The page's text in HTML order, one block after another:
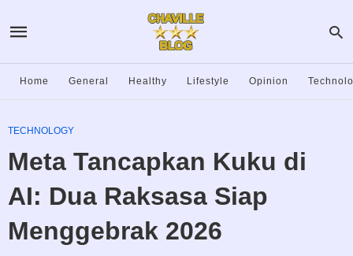
Home General Healthy Lifestyle Opinion
TECHNOLOGY
Meta Tancapkan Kuku di
AI: Dua Raksasa Siap
Menggebrak 2026